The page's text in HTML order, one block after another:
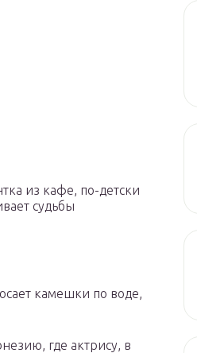
из кафе, по-детски
судьбы
камешки по воде,
где актрису, в